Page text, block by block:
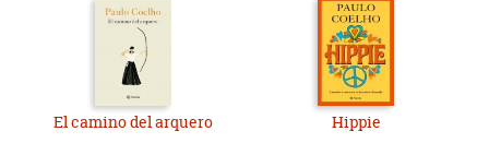
El camino del arquero Hippie